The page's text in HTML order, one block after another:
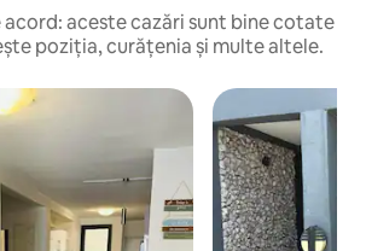
acord: aceste cazări sunt bine cotate
poziția, curățenia și multe altele.